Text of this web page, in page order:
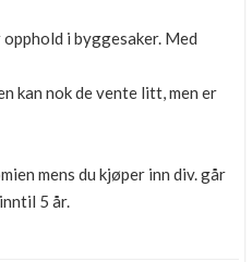
i byggesaker. Med
kan nok de vente litt, men er
mens du kjøper inn div. går
5 år.